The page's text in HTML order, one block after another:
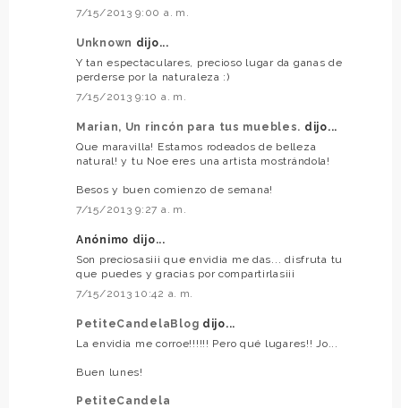
7/15/2013 9:00 a. m.
Unknown dijo...
Y tan espectaculares, precioso lugar da ganas de
perderse por la naturaleza :)
7/15/2013 9:10 a. m.
Marian, Un rincón para tus muebles. dijo...
Que maravilla! Estamos rodeados de belleza
natural! y tu Noe eres una artista mostrándola!
Besos y buen comienzo de semana!
7/15/2013 9:27 a. m.
Anónimo dijo...
Son preciosas¡¡¡ que envidia me das... disfruta tu
que puedes y gracias por compartirlas¡¡¡
7/15/2013 10:42 a. m.
PetiteCandelaBlog dijo...
La envidia me corroe!!!!!! Pero qué lugares!! Jo...
Buen lunes!
PetiteCandela